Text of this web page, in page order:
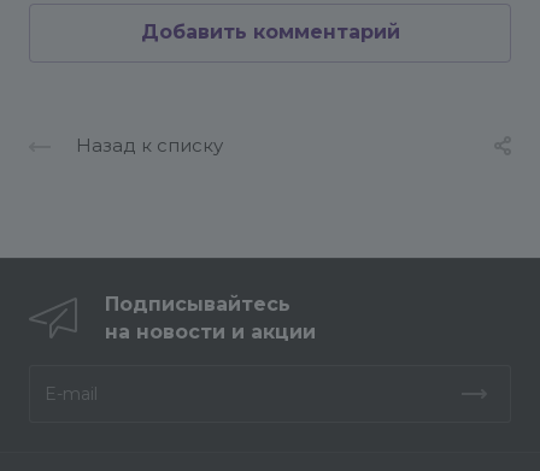
Добавить комментарий
Назад к списку
Подписывайтесь
на новости и акции